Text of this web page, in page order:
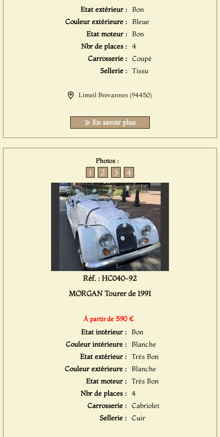
Etat extérieur : Bon
Couleur extérieure : Bleue
Etat moteur : Bon
Nbr de places : 4
Carrosserie : Coupé
Sellerie : Tissu
Limeil Brevannes (94450)
En savoir plus
Photos :
1 2 3 4
Réf. : HC040-92
MORGAN Tourer de 1991
À partir de 590 €
Etat intérieur : Bon
Couleur intérieure : Blanche
Etat extérieur : Très Bon
Couleur extérieure : Blanche
Etat moteur : Très Bon
Nbr de places : 4
Carrosserie : Cabriolet
Sellerie : Cuir